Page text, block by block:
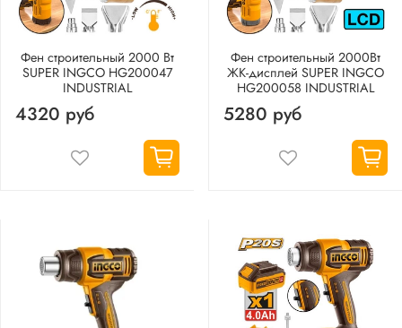
Фен строительный 2000 Вт
SUPER INGCO HG200047
INDUSTRIAL
4320 руб
Фен строительный 2000Вт
ЖК-дисплей SUPER INGCO
HG200058 INDUSTRIAL
5280 руб